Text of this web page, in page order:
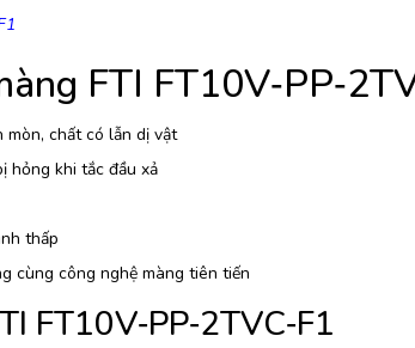
FTI
chất có lẫn dị vật
hỏng khi tắc đầu xả
thấp
cùng công nghệ màng tiên tiến
FT10V‐PP‐2TVC‐F1